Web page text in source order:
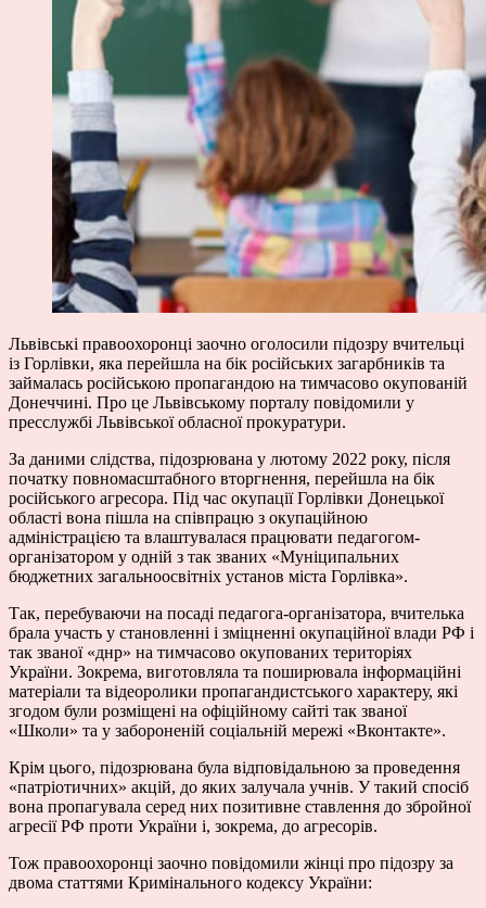
Львівські правоохоронці заочно оголосили підозру вчительці
із Горлівки, яка перейшла на бік російських загарбників та
займалась російською пропагандою на тимчасово окупованій
Донеччині. Про це Львівському порталу повідомили у
пресслужбі Львівської обласної прокуратури.
За даними слідства, підозрювана у лютому 2022 року, після
початку повномасштабного вторгнення, перейшла на бік
російського агресора. Під час окупації Горлівки Донецької
області вона пішла на співпрацю з окупаційною
адміністрацією та влаштувалася працювати педагогом-
організатором у одній з так званих «Муніципальних
бюджетних загальноосвітніх установ міста Горлівка».
Так, перебуваючи на посаді педагога-організатора, вчителька
брала участь у становленні і зміцненні окупаційної влади РФ і
так званої «днр» на тимчасово окупованих територіях
України. Зокрема, виготовляла та поширювала інформаційні
матеріали та відеоролики пропагандистського характеру, які
згодом були розміщені на офіційному сайті так званої
«Школи» та у забороненій соціальній мережі «Вконтакте».
Крім цього, підозрювана була відповідальною за проведення
«патріотичних» акцій, до яких залучала учнів. У такий спосіб
вона пропагувала серед них позитивне ставлення до збройної
агресії РФ проти України і, зокрема, до агресорів.
Тож правоохоронці заочно повідомили жінці про підозру за
двома статтями Кримінального кодексу України: